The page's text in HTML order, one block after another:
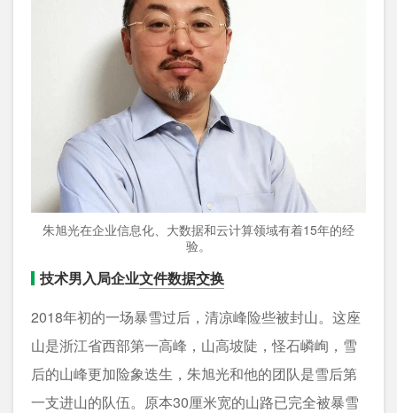
朱旭光在企业信息化、大数据和云计算领域有着15年的经
验。
技术男入局企业文件数据交换
2018年初的一场暴雪过后，清凉峰险些被封山。这座
山是浙江省西部第一高峰，山高坡陡，怪石嶙峋，雪
后的山峰更加险象迭生，朱旭光和他的团队是雪后第
一支进山的队伍。原本30厘米宽的山路已完全被暴雪